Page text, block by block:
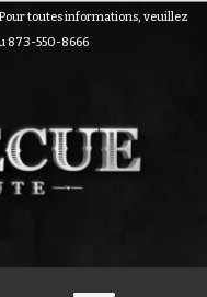
toutes informations, veuillez
873-550-8666